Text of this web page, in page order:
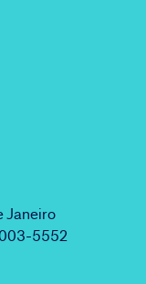
Janeiro
5552